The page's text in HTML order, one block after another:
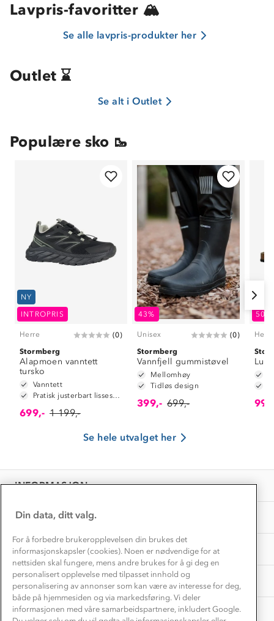
Lavpris-favoritter 🏔️
Se alle lavpris-produkter her
Outlet ⌛
Se alt i Outlet
Populære sko 🥾
NY
INTROPRIS
Herre (0)
Stormberg
Alapmoen vanntett
tursko
Vanntett
Pratisk justerbart lissesystem
699,- 1 199,-
43%
Unisex (0)
Stormberg
Vannfjell gummistøvel
Mellomhøy
Tidløs design
399,- 699,-
50%
Herre
99,-
Se hele utvalget her
INFORMASJON
Kontakt oss
Konkurransevinnere
Kundeklubb
OM OSS
Om Stormberg
Klima og miljø
Etisk handel
Dyreetikk
1% til samfunnet
Inkludering
Samarbeide med oss?
TIPS OG RÅD
Trelagsprinsippet barn
Alt du trenger til Norgesferien
Dette trenger du til barnehagen
Gravidklær
Hvordan velge riktig turtøy?
Vask og vedlikehold
Turmat oppskrifter
Beredskap
AKTIVITETER
Overnatte utendørs⛺
Leirskole 🥾
Barnehageansatt
Tips til hyttetur
Din data, ditt valg.
For å forbedre brukeropplevelsen din brukes det
informasjonskapsler (cookies). Noen er nødvendige for at
nettsiden skal fungere, mens andre brukes for å gi deg en
personalisert opplevelse med tilpasset innhold og
personalisering av annonser som kan være av interesse for deg,
både på hjemmesiden og via markedsføring. Vi deler
informasjonen med våre samarbeidspartnere, inkludert Google.